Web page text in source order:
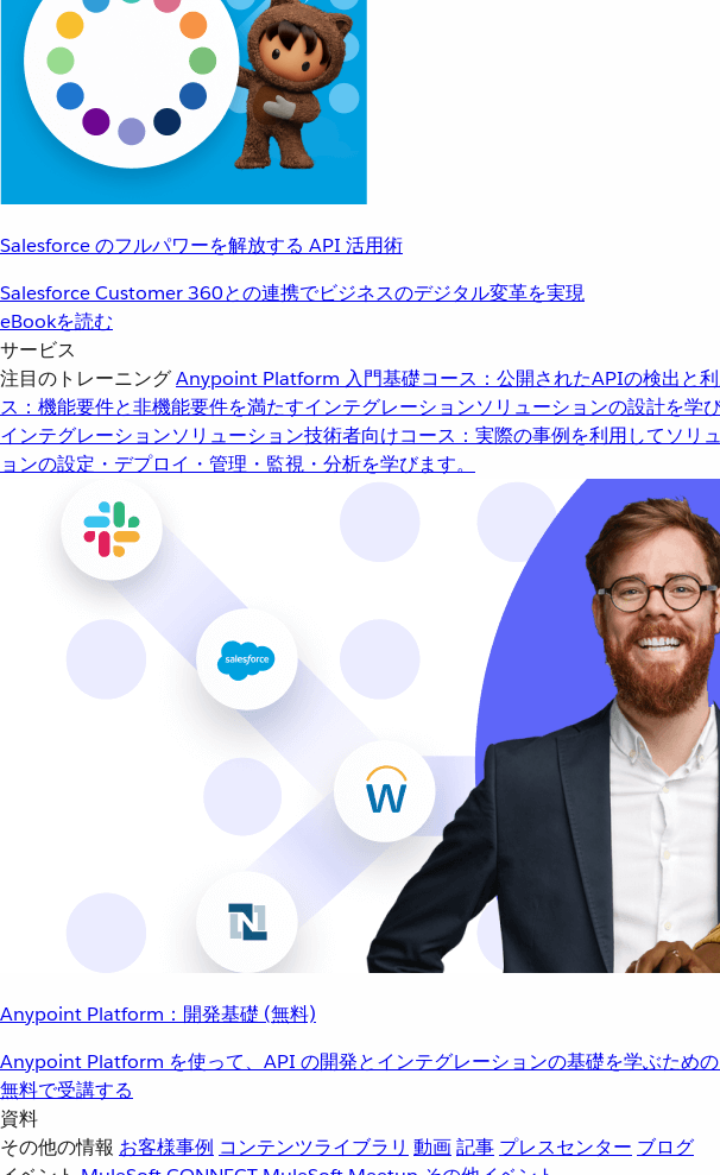
Salesforce のフルパワーを解放する API 活用術
Salesforce Customer 360との連携でビジネスのデジタル変革を実現
eBookを読む
サービス
注目のトレーニングAnypoint Platform 入門基礎コース：公開されたAPIの検出と
ス：機能要件と非機能要件を満たすインテグレーションソリューションの設計を学び
インテグレーションソリューション技術者向けコース：実際の事例を利用してソリ
ョンの設定・デプロイ・管理・監視・分析を学びます。
Anypoint Platform：開発基礎 (無料)
Anypoint Platform を使って、API の開発とインテグレーションの基礎を学ぶため
無料で受講する
資料
その他の情報 お客様事例 コンテンツライブラリ 動画記事 プレスセンター ブログ